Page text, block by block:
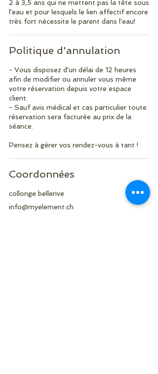
2 à 3,5 ans qui ne mettent pas la tête sous
l'eau et pour lesquels le lien affectif encore
très fort nécessite le parent dans l'eau!
Politique d'annulation
- Vous disposez d'un délai de 12 heures
afin de modifier ou annuler vous même
votre réservation depuis votre espace
client.
- Sauf avis médical et cas particulier toute
réservation sera facturée au prix de la
séance.
Pensez à gérer vos rendez-vous à tant !
Coordonnées
collonge bellerive
info@myelement.ch